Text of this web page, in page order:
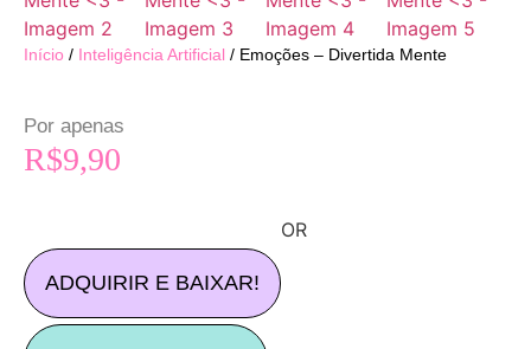
Início / Inteligência Artificial / Emoções – Divertida Mente
Por apenas
R$9,90
ADQUIRIR E BAIXAR!
OR